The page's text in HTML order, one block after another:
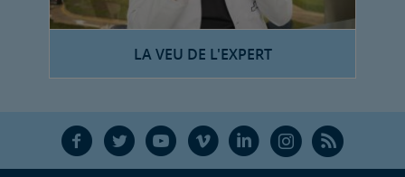
LA VEU DE L'EXPERT
F T Y V L Ñ R